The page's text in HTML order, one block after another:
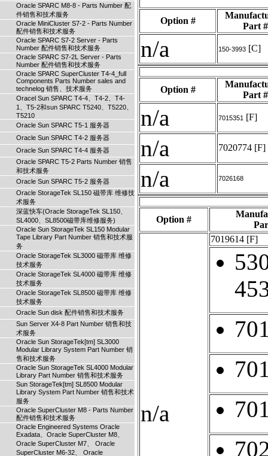
Oracle SPARC M8-8 - Parts Number 配
件销售和技术服务
Oracle MiniCluster S7-2 - Parts Number
配件销售和技术服务
Oracle SPARC S7-2 Server - Parts
Number 配件销售和技术服务
Oracle SPARC S7-2L Server - Parts
Number 配件销售和技术服务
Oracle SPARC SuperCluster T4-4_full
Components Parts Number sales and
technelog 销售、技术服务
Oracel Sun SPARC T4-4、T4-2、T4-
1、T5-2和sun SPARC T5240、T5220、
T5210
Oracle Sun SPARC T5-1 服务器
Oracle Sun SPARC T4-2 服务器
Oracle Sun SPARC T4-4 服务器
Oracle SPARC T5-2 Parts Number 销售
和技术服务
Oracle Sun SPARC T5-2 服务器
Oracle StorageTek SL150 磁带库 维修技
术服务
深蓝快车(Oracle StorageTek SL150、
SL4000、SL8500磁带库维修服务)
Oracle Sun StorageTek SL150 Modular
Tape Library Part Number 销售和技术服
务
Oracle StorageTek SL3000 磁带库 维修
技术服务
Oracle StorageTek SL4000 磁带库 维修
技术服务
Oracle StorageTek SL8500 磁带库 维修
技术服务
Oracle Sun disk 配件销售和技术服务
Sun Server X4-8 Part Number 销售和技
术服务
Oracle Sun StorageTek[tm] SL3000
Modular Library System Part Number 销
售和技术服务
Oracle Sun StorageTek SL4000 Modular
Library Part Number 销售和技术服务
Sun StorageTek[tm] SL8500 Modular
Library System Part Number 销售和技术
服务
Oracle SuperCluster M8 - Parts Number
配件销售和技术服务
Oracle Engineered Systems Oracle
Exadata、Oracle SuperCluster M8、
Oracle SuperCluster M7、 Oracle
SuperCluster M6-32、 Oracle
Option #
Part #
n/a 150-3993 [C]
Option #
Part #
n/a 7015351 [F]
n/a 7020774 [F]
n/a 7026168
Option #
n/a
7019614 [F]